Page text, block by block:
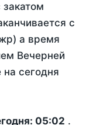
закатом
с
а время
Вечерней
сегодня
05:02 .